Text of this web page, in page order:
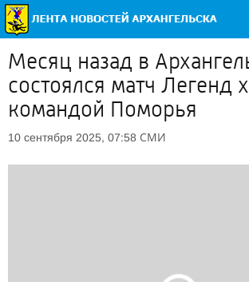
Месяц назад в
состоялся матч Легенд
командой Поморья
10 сентября 2025, 07:58 СМИ